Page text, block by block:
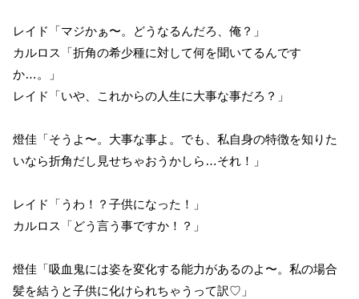
レイド「マジかぁ〜。どうなるんだろ、俺？」
カルロス「折角の希少種に対して何を聞いてるんです
か…。」
レイド「いや、これからの人生に大事な事だろ？」
燈佳「そうよ〜。大事な事よ。でも、私自身の特徴を知りた
いなら折角だし見せちゃおうかしら…それ！」
レイド「うわ！？子供になった！」
カルロス「どう言う事ですか！？」
燈佳「吸血鬼には姿を変化する能力があるのよ〜。私の場合
髪を結うと子供に化けられちゃうって訳♡」